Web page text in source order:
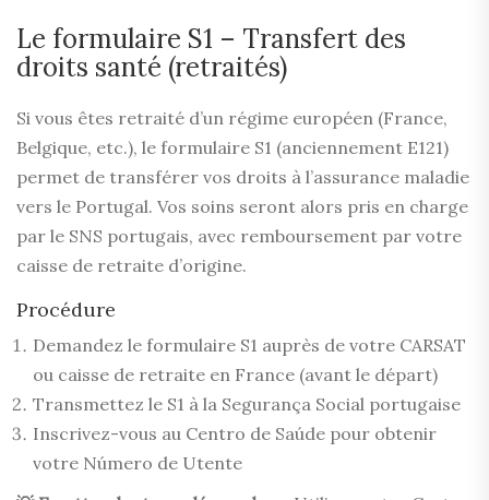
Le formulaire S1 – Transfert des
droits santé (retraités)
Si vous êtes retraité d’un régime européen (France,
Belgique, etc.), le formulaire S1 (anciennement E121)
permet de transférer vos droits à l’assurance maladie
vers le Portugal. Vos soins seront alors pris en charge
par le SNS portugais, avec remboursement par votre
caisse de retraite d’origine.
Procédure
Demandez le formulaire S1 auprès de votre CARSAT
ou caisse de retraite en France (avant le départ)
Transmettez le S1 à la Segurança Social portugaise
Inscrivez-vous au Centro de Saúde pour obtenir
votre Número de Utente